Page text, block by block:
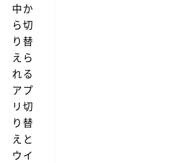
中か
ら切
り替
えら
れる
アプ
リ切
り替
えと
ウイ